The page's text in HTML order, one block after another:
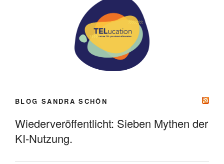
BLOG SANDRA SCHÖN
Wiederveröffentlicht: Sieben Mythen der
KI-Nutzung.